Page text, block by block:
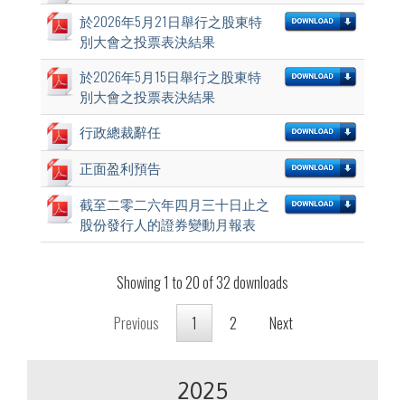
於2026年5月21日舉行之股東特
別大會之投票表決結果
於2026年5月15日舉行之股東特
別大會之投票表決結果
行政總裁辭任
正面盈利預告
截至二零二六年四月三十日止之
股份發行人的證券變動月報表
Showing 1 to 20 of 32 downloads
Previous
1 2 Next
2025